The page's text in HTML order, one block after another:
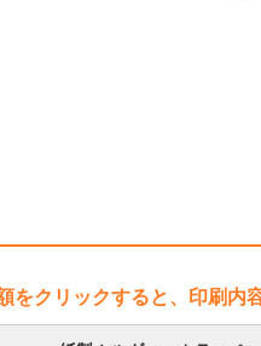
をクリックすると、印刷内